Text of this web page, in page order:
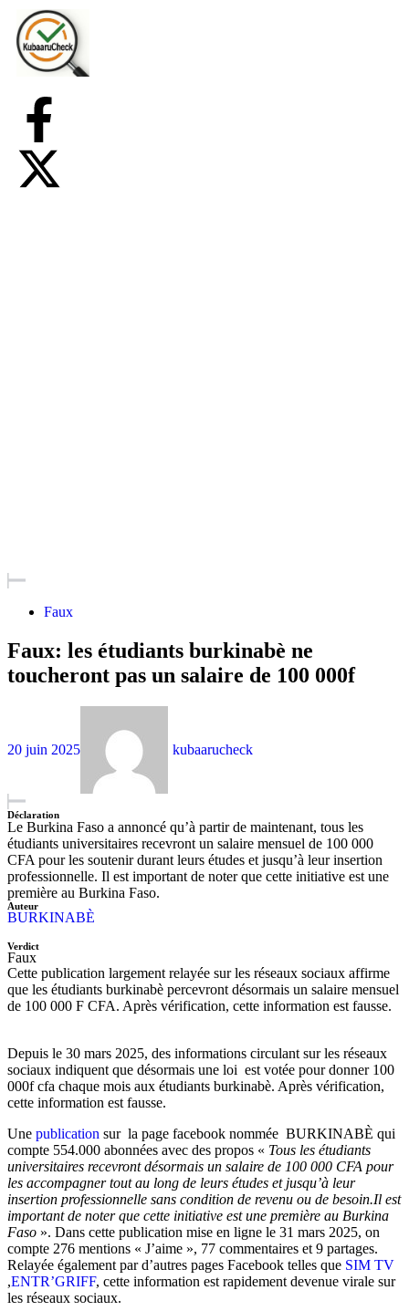
Faux
Faux: les étudiants burkinabè ne
toucheront pas un salaire de 100 000f
20 juin 2025 kubaarucheck
Déclaration
Le Burkina Faso a annoncé qu’à partir de maintenant, tous les
étudiants universitaires recevront un salaire mensuel de 100 000
CFA pour les soutenir durant leurs études et jusqu’à leur insertion
professionnelle. Il est important de noter que cette initiative est une
première au Burkina Faso.
Auteur
BURKINABÈ
Verdict
Faux
Cette publication largement relayée sur les réseaux sociaux affirme
que les étudiants burkinabè percevront désormais un salaire mensuel
de 100 000 F CFA. Après vérification, cette information est fausse.
Depuis le 30 mars 2025, des informations circulant sur les réseaux
sociaux indiquent que désormais une loi est votée pour donner 100
000f cfa chaque mois aux étudiants burkinabè. Après vérification,
cette information est fausse.
Une publication sur la page facebook nommée BURKINABÈ qui
compte 554.000 abonnées avec des propos « Tous les étudiants
universitaires recevront désormais un salaire de 100 000 CFA pour
les accompagner tout au long de leurs études et jusqu’à leur
insertion professionnelle sans condition de revenu ou de besoin.Il est
important de noter que cette initiative est une première au Burkina
Faso ». Dans cette publication mise en ligne le 31 mars 2025, on
compte 276 mentions « J’aime », 77 commentaires et 9 partages.
Relayée également par d’autres pages Facebook telles que SIM TV
,ENTR’GRIFF, cette information est rapidement devenue virale sur
les réseaux sociaux.